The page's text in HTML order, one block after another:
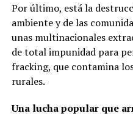
Por último, está la
ambiente y de las
unas multinacionales
de total impunidad para
fracking, que contamina
rurales.
Una lucha popular que